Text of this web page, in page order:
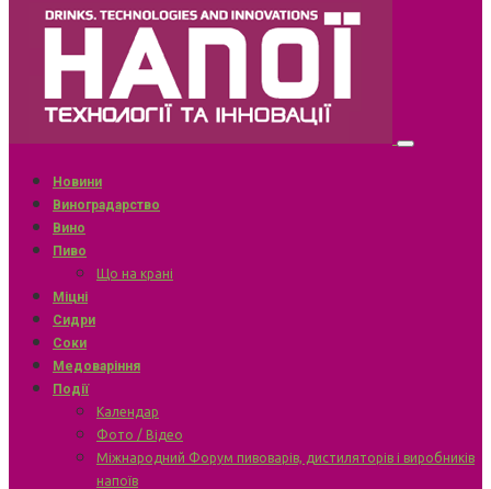
Новини
Виноградарство
Вино
Пиво
Що на крані
Міцні
Сидри
Соки
Медоваріння
Події
Календар
Фото / Відео
Міжнародний Форум пивоварів, дистиляторів і виробників
напоїв